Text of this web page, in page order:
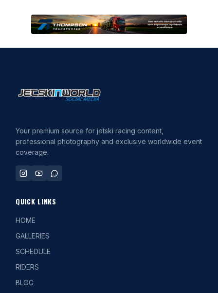
Your premium source for jetski racing content,
professional photography and exclusive worldwide event
coverage.
QUICK LINKS
HOME
GALLERIES
SCHEDULE
RIDERS
BLOG